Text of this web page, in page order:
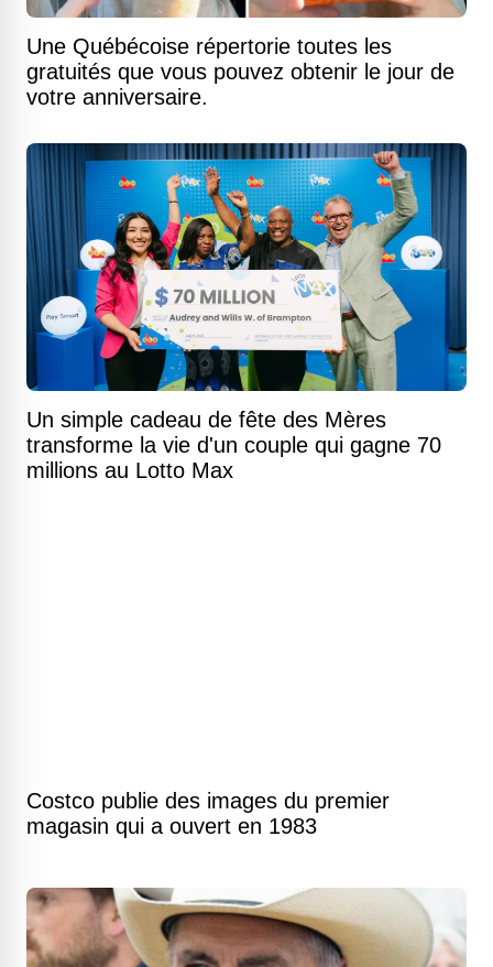
Une Québécoise répertorie toutes les
gratuités que vous pouvez obtenir le jour de
votre anniversaire.
Un simple cadeau de fête des Mères
transforme la vie d'un couple qui gagne 70
millions au Lotto Max
Costco publie des images du premier
magasin qui a ouvert en 1983